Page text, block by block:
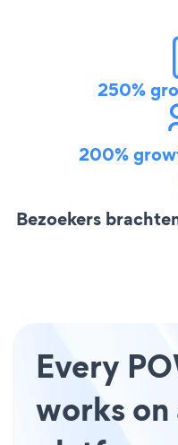
250%
200%
Bezoekers
Every
works on